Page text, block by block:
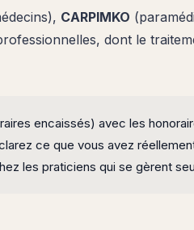
CARPIMKO
dont le
encaissés) avec les
ce que vous avez
les praticiens qui se gèrent